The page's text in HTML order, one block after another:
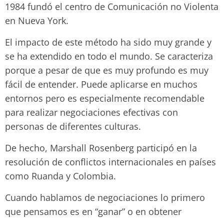
1984 fundó el centro de Comunicación no Violenta
en Nueva York.
El impacto de este método ha sido muy grande y
se ha extendido en todo el mundo. Se caracteriza
porque a pesar de que es muy profundo es muy
fácil de entender. Puede aplicarse en muchos
entornos pero es especialmente recomendable
para realizar negociaciones efectivas con
personas de diferentes culturas.
De hecho, Marshall Rosenberg participó en la
resolución de conflictos internacionales en países
como Ruanda y Colombia.
Cuando hablamos de negociaciones lo primero
que pensamos es en “ganar” o en obtener